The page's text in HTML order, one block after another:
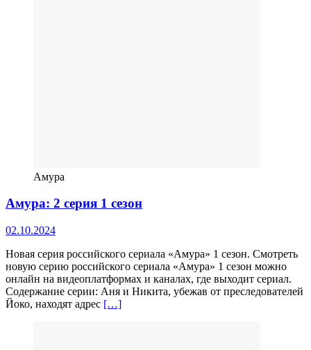
Амура
Амура: 2 серия 1 сезон
02.10.2024
Новая серия российского сериала «Амура» 1 сезон. Смотреть
новую серию российского сериала «Амура» 1 сезон можно
онлайн на видеоплатформах и каналах, где выходит сериал.
Содержание серии: Аня и Никита, убежав от преследователей
Йоко, находят адрес […]